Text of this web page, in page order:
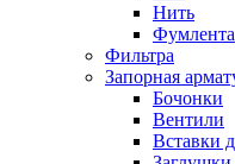
Нить
Фумлента
Фильтра
Запорная
Бочонки
Вентили
Вставки